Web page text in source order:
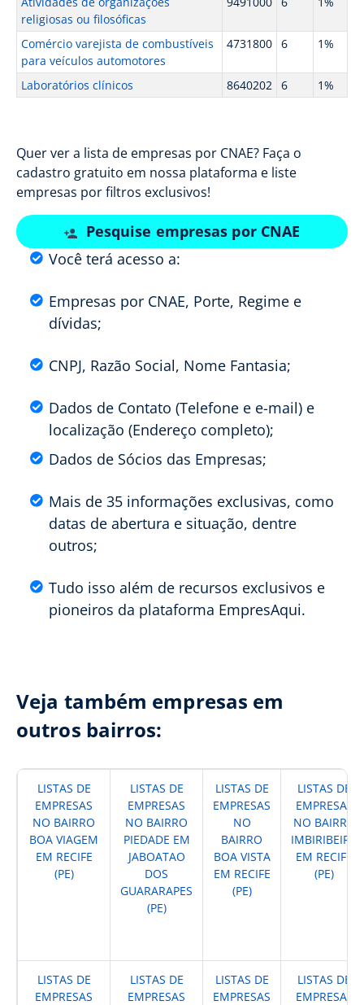
religiosas ou filosóficas
Comércio varejista de combustíveis
para veículos automotores
4731800 6 1%
Laboratórios clínicos 8640202 6 1%
Quer ver a lista de empresas por CNAE? Faça o
cadastro gratuito em nossa plataforma e liste
empresas por filtros exclusivos!
Pesquise empresas por CNAE
Você terá acesso a:
Empresas por CNAE, Porte, Regime e
dívidas;
CNPJ, Razão Social, Nome Fantasia;
Dados de Contato (Telefone e e-mail) e
localização (Endereço completo);
Dados de Sócios das Empresas;
Mais de 35 informações exclusivas, como
datas de abertura e situação, dentre
outros;
Tudo isso além de recursos exclusivos e
pioneiros da plataforma EmpresAqui.
Veja também empresas em
outros bairros:
LISTAS DE
EMPRESAS
NO BAIRRO
BOA VIAGEM
EM RECIFE
(PE)
LISTAS DE
EMPRESAS
NO BAIRRO
PIEDADE EM
JABOATAO
DOS
GUARARAPES
(PE)
LISTAS DE
EMPRESAS
NO
BAIRRO
BOA VISTA
EM RECIFE
(PE)
LISTAS DE
EMPRESAS
NO BAIRRO
IMBIRIBEIRA
EM RECIFE
(PE)
LISTAS DE
EMPRESAS
LISTAS DE
EMPRESAS
LISTAS DE
EMPRESAS
LISTAS DE
EMPRESAS